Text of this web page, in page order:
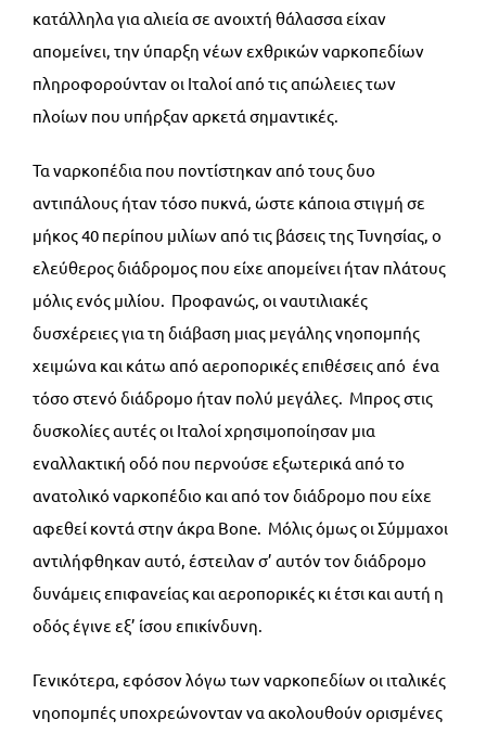
κατάλληλα για αλιεία σε ανοιχτή θάλασσα είχαν
απομείνει, την ύπαρξη νέων εχθρικών ναρκοπεδίων
πληροφορούνταν οι Ιταλοί από τις απώλειες των
πλοίων που υπήρξαν αρκετά σημαντικές.
Τα ναρκοπέδια που ποντίστηκαν από τους δυο
αντιπάλους ήταν τόσο πυκνά, ώστε κάποια στιγμή σε
μήκος 40 περίπου μιλίων από τις βάσεις της Τυνησίας, ο
ελεύθερος διάδρομος που είχε απομείνει ήταν πλάτους
μόλις ενός μιλίου. Προφανώς, οι ναυτιλιακές
δυσχέρειες για τη διάβαση μιας μεγάλης νηοπομπής
χειμώνα και κάτω από αεροπορικές επιθέσεις από ένα
τόσο στενό διάδρομο ήταν πολύ μεγάλες. Μπρος στις
δυσκολίες αυτές οι Ιταλοί χρησιμοποίησαν μια
εναλλακτική οδό που περνούσε εξωτερικά από το
ανατολικό ναρκοπέδιο και από τον διάδρομο που είχε
αφεθεί κοντά στην άκρα Bone. Μόλις όμως οι Σύμμαχοι
αντιλήφθηκαν αυτό, έστειλαν σ’ αυτόν τον διάδρομο
δυνάμεις επιφανείας και αεροπορικές κι έτσι και αυτή η
οδός έγινε εξ’ ίσου επικίνδυνη.
Γενικότερα, εφόσον λόγω των ναρκοπεδίων οι ιταλικές
νηοπομπές υποχρεώνονταν να ακολουθούν ορισμένες